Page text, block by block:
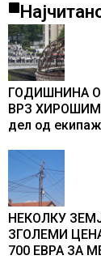
ГОДИШНИНА
ВРЗ
дел од
промени
НЕКОЛКУ
ЗГОЛЕМИ
700 ЕВРА ЗА